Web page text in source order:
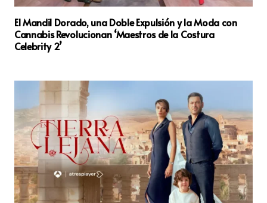
El Mandil Dorado, una Doble Expulsión y la Moda con
Cannabis Revolucionan ‘Maestros de la Costura
Celebrity 2’